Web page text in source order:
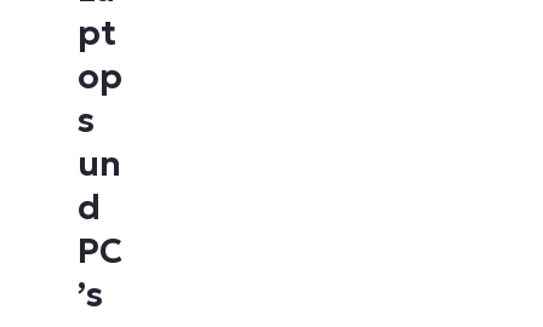
pt
op
s
un
d
PC
’s